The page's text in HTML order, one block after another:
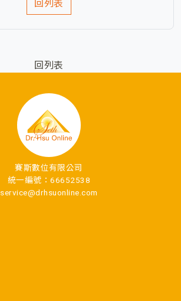
回列表
回列表
賽斯數位有限公司
統一編號：66652538
service@drhsuonline.com